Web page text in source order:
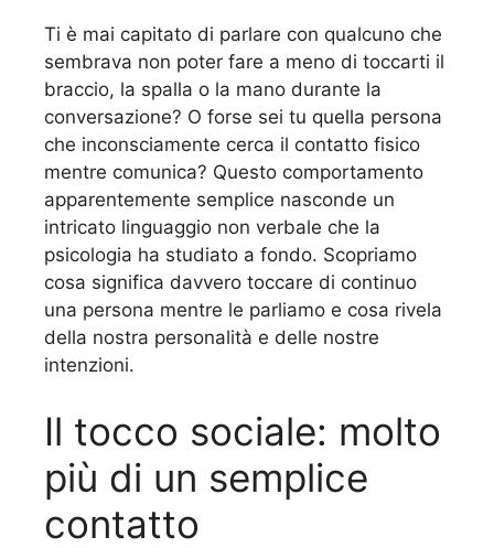
Ti è mai capitato di parlare con qualcuno che
sembrava non poter fare a meno di toccarti il
braccio, la spalla o la mano durante la
conversazione? O forse sei tu quella persona
che inconsciamente cerca il contatto fisico
mentre comunica? Questo comportamento
apparentemente semplice nasconde un
intricato linguaggio non verbale che la
psicologia ha studiato a fondo. Scopriamo
cosa significa davvero toccare di continuo
una persona mentre le parliamo e cosa rivela
della nostra personalità e delle nostre
intenzioni.
Il tocco sociale: molto
più di un semplice
contatto